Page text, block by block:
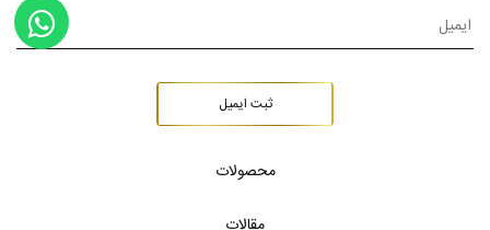
ثبت ایمیل
محصولات